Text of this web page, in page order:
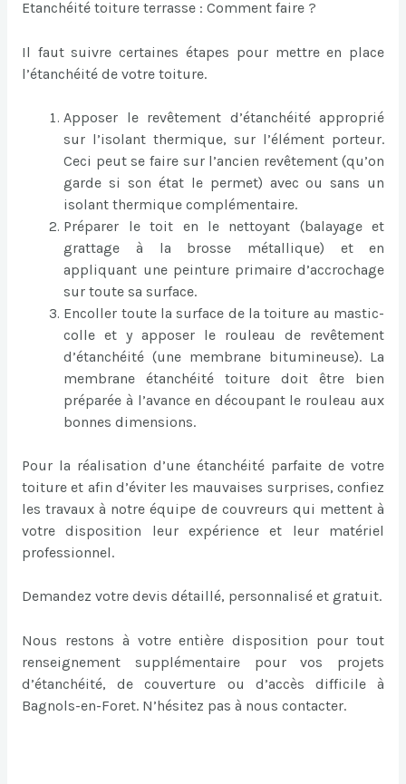
Etanchéité toiture terrasse : Comment faire ?
Il faut suivre certaines étapes pour mettre en place
l’étanchéité de votre toiture.
Apposer le revêtement d’étanchéité approprié
sur l’isolant thermique, sur l’élément porteur.
Ceci peut se faire sur l’ancien revêtement (qu’on
garde si son état le permet) avec ou sans un
isolant thermique complémentaire.
Préparer le toit en le nettoyant (balayage et
grattage à la brosse métallique) et en
appliquant une peinture primaire d’accrochage
sur toute sa surface.
Encoller toute la surface de la toiture au mastic-
colle et y apposer le rouleau de revêtement
d’étanchéité (une membrane bitumineuse). La
membrane étanchéité toiture doit être bien
préparée à l’avance en découpant le rouleau aux
bonnes dimensions.
Pour la réalisation d’une étanchéité parfaite de votre
toiture et afin d’éviter les mauvaises surprises, confiez
les travaux à notre équipe de couvreurs qui mettent à
votre disposition leur expérience et leur matériel
professionnel.
Demandez votre devis détaillé, personnalisé et gratuit.
Nous restons à votre entière disposition pour tout
renseignement supplémentaire pour vos projets
d’étanchéité, de couverture ou d’accès difficile à
Bagnols-en-Foret. N’hésitez pas à nous contacter.